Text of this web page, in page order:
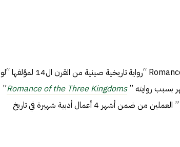
“رومانسية الممالك الثلاثة Romance of the Three Kingdoms “رواية تاريخية صينية من القرن ال14 لمؤلفها “لو
Romance of the Three Kingdoms
”
” العملين من ضمن أشهر 4 أعمال أدبية شهيرة في تاريخ